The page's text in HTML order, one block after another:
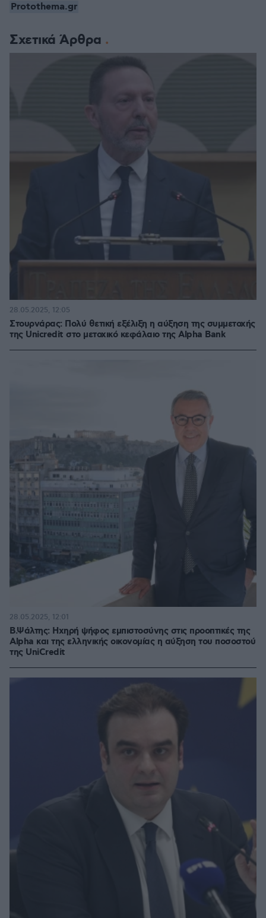
Σχετικά Άρθρα
Στουρνάρας: Πολύ θετική εξέλιξη η αύξηση της συμμετοχής
της Unicredit στο μετοχικό κεφάλαιο της Alpha Bank
28.05.2025, 12:05
Β.Ψάλτης: Ηχηρή ψήφος εμπιστοσύνης στις προοπτικές της
Alpha και της ελληνικής οικονομίας η αύξηση του ποσοστού
της UniCredit
28.05.2025, 12:01
Protothema.gr